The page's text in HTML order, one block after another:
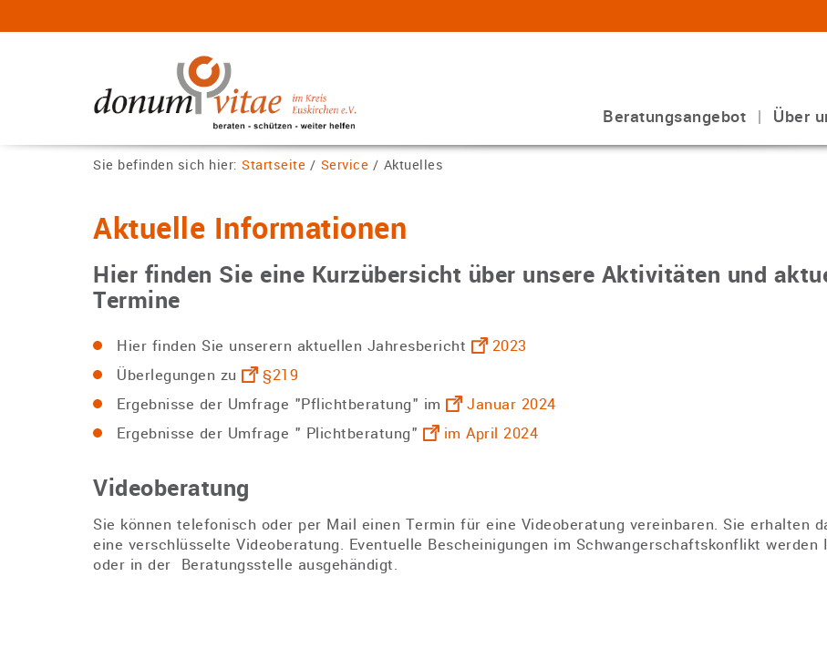
Beratungsangebot Über
Sie befinden sich hier: Startseite / Service / Aktuelles
Aktuelle Informationen
Hier finden Sie eine Kurzübersicht über unsere Aktivitäten und
Termine
Hier finden Sie unserern aktuellen Jahresbericht
2023
Überlegungen zu
§219
Ergebnisse der Umfrage "Pflichtberatung" im
Januar 2024
Ergebnisse der Umfrage " Plichtberatung"
im April 2024
Videoberatung
Sie können telefonisch oder per Mail einen Termin für eine Videoberatung vereinbaren. Sie erhalten
eine verschlüsselte Videoberatung. Eventuelle Bescheinigungen im Schwangerschaftskonflikt werden
oder in der Beratungsstelle ausgehändigt.